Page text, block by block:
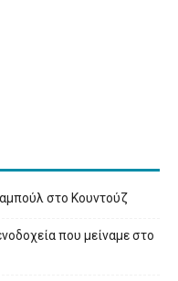
στο Κουντούζ
που μείναμε στο